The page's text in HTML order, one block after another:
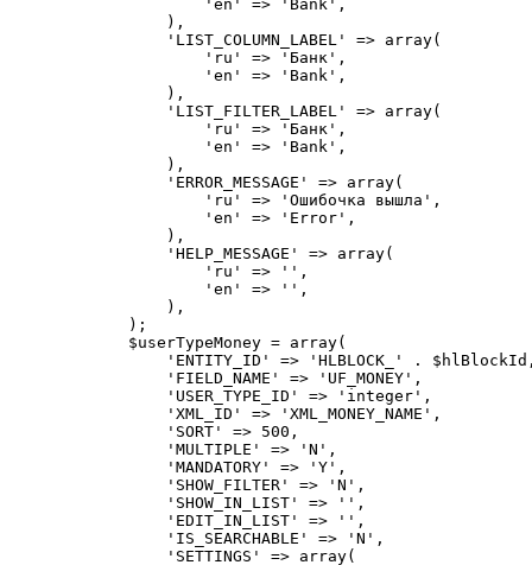
'en' => 'Bank',
),
'LIST_COLUMN_LABEL' => array(
'ru' => 'Банк',
'en' => 'Bank',
),
'LIST_FILTER_LABEL' => array(
'ru' => 'Банк',
'en' => 'Bank',
),
'ERROR_MESSAGE' => array(
'ru' => 'Ошибочка вышла',
'en' => 'Error',
),
'HELP_MESSAGE' => array(
'ru' => '',
'en' => '',
),
);
$userTypeMoney = array(
'ENTITY_ID' => 'HLBLOCK_' .
'FIELD_NAME' => 'UF_MONEY',
'USER_TYPE_ID' => 'integer',
'XML_ID' => 'XML_MONEY_NAME',
'SORT' => 500,
'MULTIPLE' => 'N',
'MANDATORY' => 'Y',
'SHOW_FILTER' => 'N',
'SHOW_IN_LIST' => '',
'EDIT_IN_LIST' => '',
'IS_SEARCHABLE' => 'N',
'SETTINGS' => array(